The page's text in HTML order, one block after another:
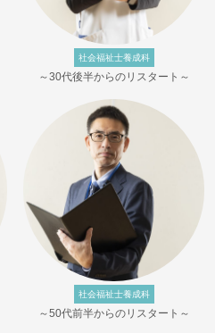
社会福祉士養成科
～30代後半からのリスタート～
社会福祉士養成科
～50代前半からのリスタート～